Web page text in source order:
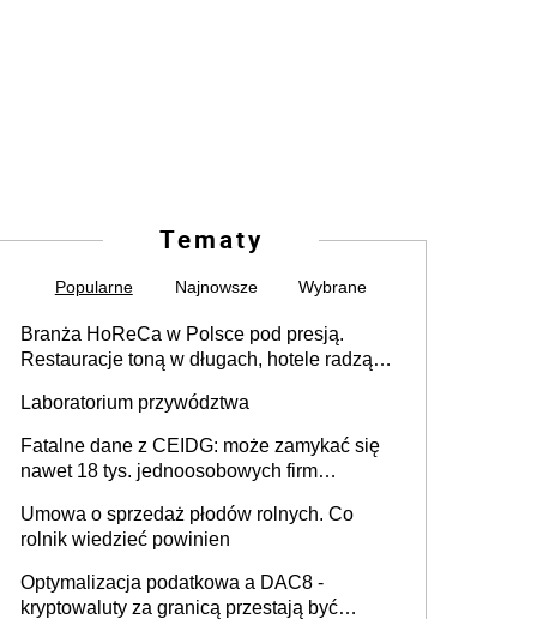
Tematy
Popularne Najnowsze Wybrane
Branża HoReCa w Polsce pod presją.
Restauracje toną w długach, hotele radzą
Laboratorium przywództwa
Fatalne dane z CEIDG: może zamykać się
nawet 18 tys. jednoosobowych firm
Umowa o sprzedaż płodów rolnych. Co
rolnik wiedzieć powinien
Optymalizacja podatkowa a DAC8 -
kryptowaluty za granicą przestają być